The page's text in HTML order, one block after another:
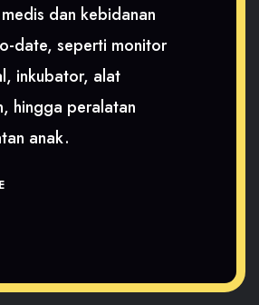
dan kebidanan
date, seperti monitor
inkubator, alat
hingga peralatan
anak.